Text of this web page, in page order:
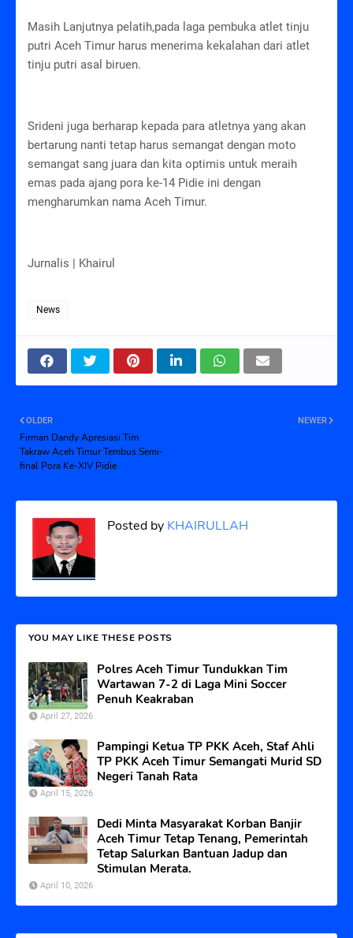
Masih Lanjutnya pelatih,pada laga pembuka atlet tinju
putri Aceh Timur harus menerima kekalahan dari atlet
tinju putri asal biruen.
Srideni juga berharap kepada para atletnya yang akan
bertarung nanti tetap harus semangat dengan moto
semangat sang juara dan kita optimis untuk meraih
emas pada ajang pora ke-14 Pidie ini dengan
mengharumkan nama Aceh Timur.
Jurnalis | Khairul
News
NEWER
OLDER
Firman Dandy Apresiasi Tim
Takraw Aceh Timur Tembus Semi-
final Pora Ke-XIV Pidie
Posted by KHAIRULLAH
YOU MAY LIKE THESE POSTS
Polres Aceh Timur Tundukkan Tim
Wartawan 7-2 di Laga Mini Soccer
Penuh Keakraban
April 27, 2026
Pampingi Ketua TP PKK Aceh, Staf Ahli
TP PKK Aceh Timur Semangati Murid SD
Negeri Tanah Rata
April 15, 2026
Dedi Minta Masyarakat Korban Banjir
Aceh Timur Tetap Tenang, Pemerintah
Tetap Salurkan Bantuan Jadup dan
Stimulan Merata.
April 10, 2026